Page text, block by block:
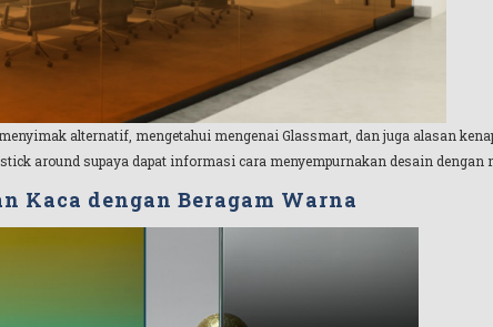
alternatif, mengetahui mengenai Glassmart, dan juga alasan
around supaya dapat informasi cara menyempurnakan desain dengan
Kaca dengan Beragam Warna